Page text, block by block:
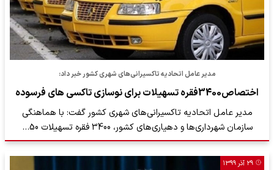
مدیر عامل اتحادیه تاکسیرانی‌های شهری کشور خبر داد:
اختصاص3400فقره تسهیلات برای نوسازی تاکسی های فرسوده
مدیر عامل اتحادیه تاکسیرانی‌های شهری کشور گفت: با هماهنگی
سازمان شهرداری‌ها و دهیاری‌های کشور، 3400 فقره تسهیلات 50…
۲۹ آذر ۱۳۹۹